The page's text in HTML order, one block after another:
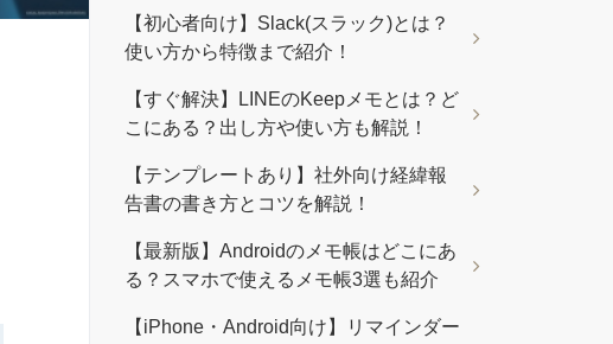
【初心者向け】Slack(スラック)とは？
使い方から特徴まで紹介！
【すぐ解決】LINEのKeepメモとは？ど
こにある？出し方や使い方も解説！
【テンプレートあり】社外向け経緯報
告書の書き方とコツを解説！
【最新版】Androidのメモ帳はどこにあ
る？スマホで使えるメモ帳3選も紹介
【iPhone・Android向け】リマインダー